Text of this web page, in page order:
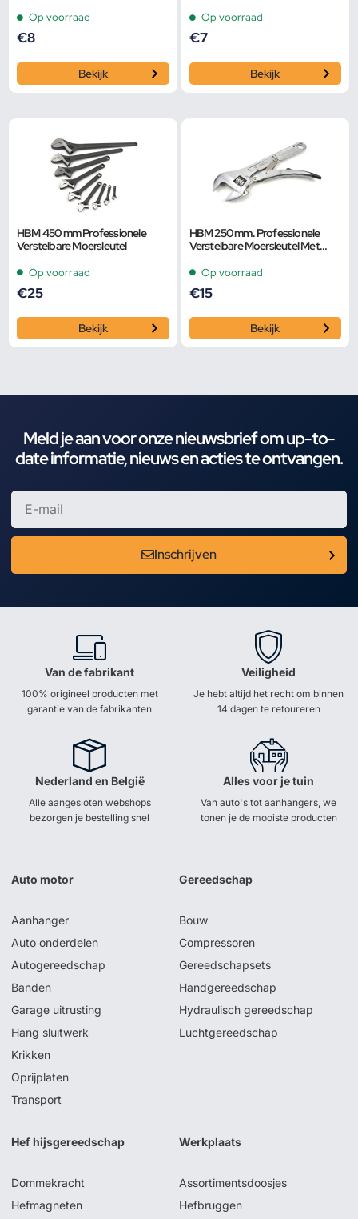
Smalle Bek
Op voorraad
€8
Bekijk
Op voorraad
€7
Bekijk
HBM 450 mm Professionele
Verstelbare Moersleutel
Op voorraad
€25
Bekijk
HBM 250 mm. Professionele
Verstelbare Moersleutel Met
Op voorraad
€15
Bekijk
Meld je aan voor onze nieuwsbrief om up-to-
date informatie, nieuws en acties te ontvangen.
Inschrijven
Van de fabrikant
100% origineel producten met
garantie van de fabrikanten
Veiligheid
Je hebt altijd het recht om binnen
14 dagen te retoureren
Nederland en België
Alle aangesloten webshops
bezorgen je bestelling snel
Alles voor je tuin
Van auto's tot aanhangers, we
tonen je de mooiste producten
Auto motor
Aanhanger
Auto onderdelen
Autogereedschap
Banden
Garage uitrusting
Hang sluitwerk
Krikken
Oprijplaten
Transport
Gereedschap
Bouw
Compressoren
Gereedschapsets
Handgereedschap
Hydraulisch gereedschap
Luchtgereedschap
Hef hijsgereedschap
Dommekracht
Hefmagneten
Werkplaats
Assortimentsdoosjes
Hefbruggen